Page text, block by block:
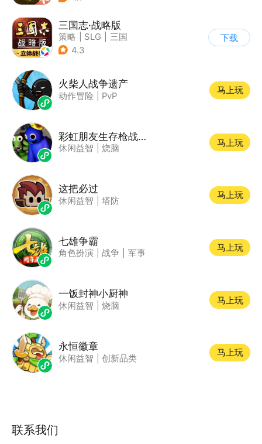
三国志·战略版
策略 SLG
三国
| 三国志
4.3
下载
火柴人战争遗产
动作冒险 PvP
马上玩
彩虹朋友生存枪战游戏
休闲益智 烧脑
马上玩
这把必过
休闲益智 塔防
马上玩
七雄争霸
角色扮演 战争 军事
马上玩
一饭封神小厨神
休闲益智 烧脑
马上玩
永恒徽章
休闲益智 创新品类
马上玩
联系我们